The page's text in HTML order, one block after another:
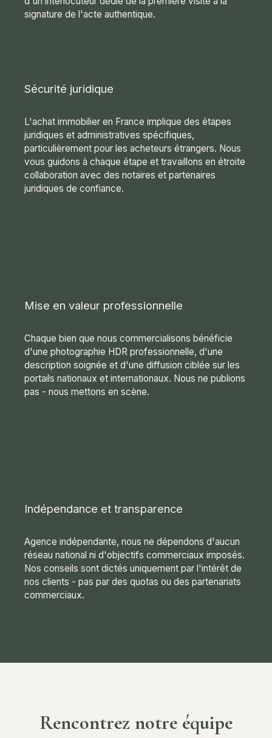
signature de l'acte authentique.
Sécurité juridique
L'achat immobilier en France implique des étapes
juridiques et administratives spécifiques,
particulièrement pour les acheteurs étrangers. Nous
vous guidons à chaque étape et travaillons en étroite
collaboration avec des notaires et partenaires
juridiques de confiance.
Mise en valeur professionnelle
Chaque bien que nous commercialisons bénéficie
d'une photographie HDR professionnelle, d'une
description soignée et d'une diffusion ciblée sur les
portails nationaux et internationaux. Nous ne publions
pas - nous mettons en scène.
Indépendance et transparence
Agence indépendante, nous ne dépendons d'aucun
réseau national ni d'objectifs commerciaux imposés.
Nos conseils sont dictés uniquement par l'intérêt de
nos clients - pas par des quotas ou des partenariats
commerciaux.
Rencontrez notre équipe